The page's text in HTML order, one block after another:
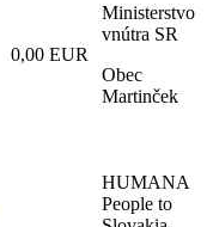
0,00 EUR
Ministerstvo
vnútra SR
Obec
Martinček
HUMANA
People to